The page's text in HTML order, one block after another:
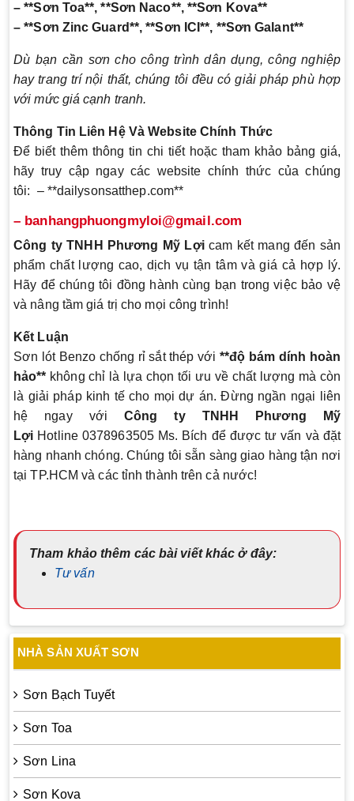
– **Sơn Toa**, **Sơn Naco**, **Sơn Kova**
– **Sơn Zinc Guard**, **Sơn ICI**, **Sơn Galant**
Dù bạn cần sơn cho công trình dân dụng, công nghiệp
hay trang trí nội thất, chúng tôi đều có giải pháp phù hợp
với mức giá cạnh tranh.
Thông Tin Liên Hệ Và Website Chính Thức
Để biết thêm thông tin chi tiết hoặc tham khảo bảng giá,
hãy truy cập ngay các website chính thức của chúng
tôi: – **dailysonsatthep.com**
– banhangphuongmyloi@gmail.com
Công ty TNHH Phương Mỹ Lợicam kết mang đến sản
phẩm chất lượng cao, dịch vụ tận tâm và giá cả hợp lý.
Hãy để chúng tôi đồng hành cùng bạn trong việc bảo vệ
và nâng tầm giá trị cho mọi công trình!
Kết Luận
Sơn lót Benzo chống rỉ sắt thép với **độ bám dính hoàn
hảo** không chỉ là lựa chọn tối ưu về chất lượng mà còn
là giải pháp kinh tế cho mọi dự án. Đừng ngần ngại liên
hệ ngay vớiCông ty TNHH Phương Mỹ
Lợi Hotline 0378963505 Ms. Bích để được tư vấn và đặt
hàng nhanh chóng. Chúng tôi sẵn sàng giao hàng tận nơi
tại TP.HCM và các tỉnh thành trên cả nước!
Tham khảo thêm các bài viết khác ở đây:
Tư vấn
NHÀ SẢN XUẤT SƠN
Sơn Bạch Tuyết
Sơn Toa
Sơn Lina
Sơn Kova